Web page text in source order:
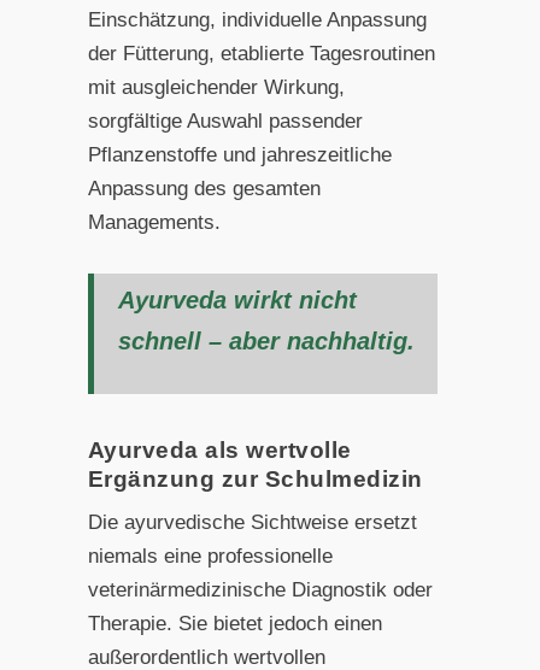
Einschätzung, individuelle Anpassung
der Fütterung, etablierte Tagesroutinen
mit ausgleichender Wirkung,
sorgfältige Auswahl passender
Pflanzenstoffe und jahreszeitliche
Anpassung des gesamten
Managements.
Ayurveda wirkt nicht
schnell – aber nachhaltig.
Ayurveda als wertvolle
Ergänzung zur Schulmedizin
Die ayurvedische Sichtweise ersetzt
niemals eine professionelle
veterinärmedizinische Diagnostik oder
Therapie. Sie bietet jedoch einen
außerordentlich wertvollen